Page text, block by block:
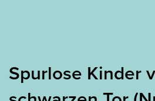
Spurlose Kinder